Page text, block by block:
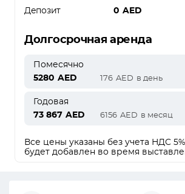
Депозит 0 AED
Долгосрочная аренда
Помесячно
5280 AED 176 AED в день
Годовая
73 867 AED 6156 AED в месяц
Все цены указаны без учета НДС
будет добавлен во время